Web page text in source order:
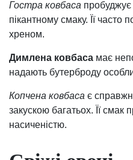
Гостра ковбаса пробуджує
пікантному смаку. Її часто
хреном.
Димлена ковбаса має
надають бутерброду
Копчена ковбаса є
закускою багатьох. Її
насиченістю.